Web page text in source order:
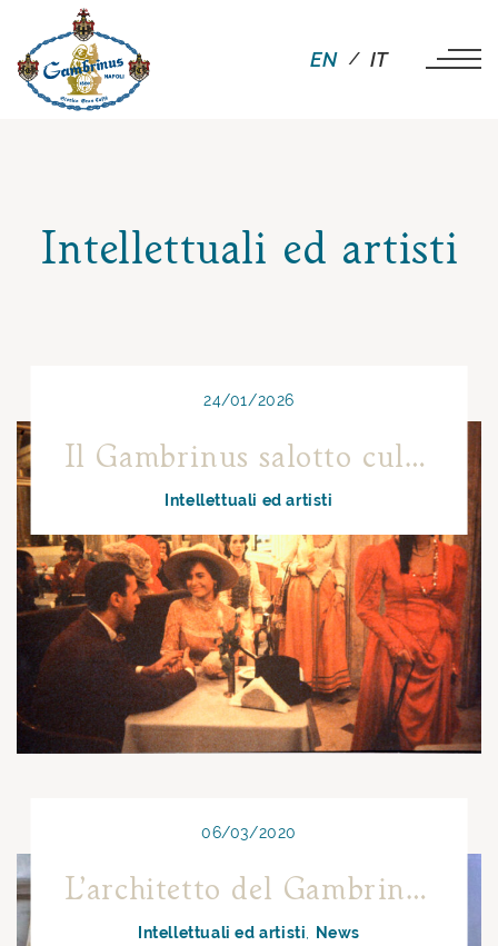
EN IT
Intellettuali ed artisti
24/01/2026
Il Gambrinus salotto culturale napoletano dell’Ottocento
Intellettuali ed artisti
06/03/2020
L’architetto del Gambrinus e della Galleria Umberto I di Napoli: Antonio Curri
Intellettuali ed artisti News